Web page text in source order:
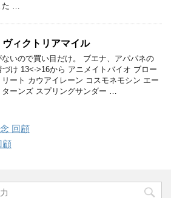
…
ヴィクトリアマイル
ないので買い目だけ。 ブエナ、アパパネの
づけ 13<->16から アニメイトバイオ ブロー
リート カウアイレーン コスモネモシン エー
ターンズ スプリングサンダー …
回顧
顧